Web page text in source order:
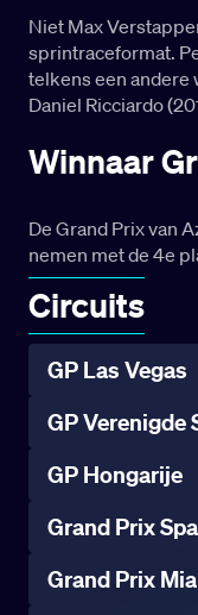
Niet Max
sprintraceformat.
telkens een andere
Daniel Ricciardo
Winnaar
De Grand Prix van
nemen met de 4e
Circuits
GP Las Vegas
GP Verenigde
GP Hongarije
Grand Prix
Grand Prix